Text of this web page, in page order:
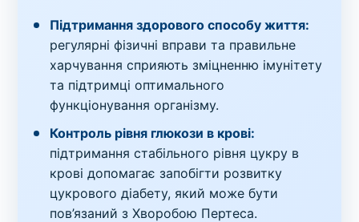
Підтримання здорового способу життя:
регулярні фізичні вправи та правильне
харчування сприяють зміцненню імунітету
та підтримці оптимального
функціонування організму.
Контроль рівня глюкози в крові:
підтримання стабільного рівня цукру в
крові допомагає запобігти розвитку
цукрового діабету, який може бути
пов’язаний з Хворобою Пертеса.